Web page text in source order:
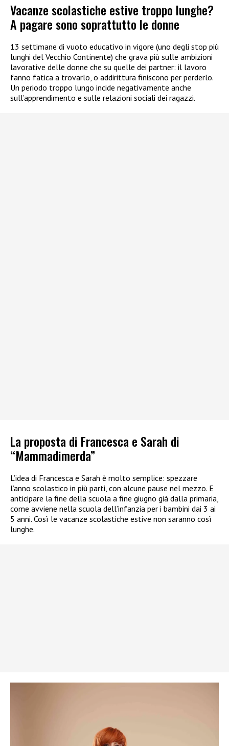
Vacanze scolastiche estive troppo lunghe?
A pagare sono soprattutto le donne
13 settimane di vuoto educativo in vigore (uno degli stop più
lunghi del Vecchio Continente) che grava più sulle ambizioni
lavorative delle donne che su quelle dei partner: il lavoro
fanno fatica a trovarlo, o addirittura finiscono per perderlo.
Un periodo troppo lungo incide negativamente anche
sull’apprendimento e sulle relazioni sociali dei ragazzi.
La proposta di Francesca e Sarah di
“Mammadimerda”
L’idea di Francesca e Sarah è molto semplice: spezzare
l’anno scolastico in più parti, con alcune pause nel mezzo. E
anticipare la fine della scuola a fine giugno già dalla primaria,
come avviene nella scuola dell’infanzia per i bambini dai 3 ai
5 anni. Così le vacanze scolastiche estive non saranno così
lunghe.